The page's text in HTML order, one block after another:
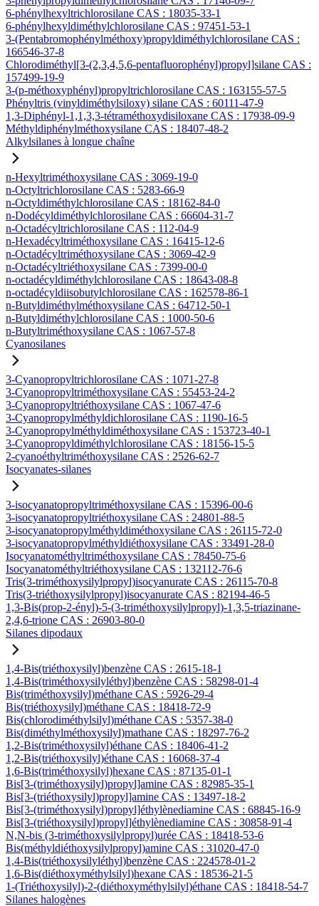
6-phénylhexyltrichlorosilane CAS : 18035-33-1
6-phénylhexyldiméthylchlorosilane CAS : 97451-53-1
3-(Pentabromophénylméthoxy)propyldiméthylchlorosilane CAS :
166546-37-8
Chlorodiméthyl[3-(2,3,4,5,6-pentafluorophényl)propyl]silane CAS :
157499-19-9
3-(p-méthoxyphényl)propyltrichlorosilane CAS : 163155-57-5
Phényltris (vinyldiméthylsiloxy) silane CAS : 60111-47-9
1,3-Diphényl-1,1,3,3-tétraméthoxydisiloxane CAS : 17938-09-9
Méthyldiphénylméthoxysilane CAS : 18407-48-2
Alkylsilanes à longue chaîne
n-Hexyltriméthoxysilane CAS : 3069-19-0
n-Octyltrichlorosilane CAS : 5283-66-9
n-Octyldiméthylchlorosilane CAS : 18162-84-0
n-Dodécyldiméthylchlorosilane CAS : 66604-31-7
n-Octadécyltrichlorosilane CAS : 112-04-9
n-Hexadécyltriméthoxysilane CAS : 16415-12-6
n-Octadécyltriméthoxysilane CAS : 3069-42-9
n-Octadécyltriéthoxysilane CAS : 7399-00-0
n-octadécyldiméthylchlorosilane CAS : 18643-08-8
n-octadécyldiisobutylchlorosilane CAS : 162578-86-1
n-Butyldiméthylméthoxysilane CAS : 64712-50-1
n-Butyldiméthylchlorosilane CAS : 1000-50-6
n-Butyltriméthoxysilane CAS : 1067-57-8
Cyanosilanes
3-Cyanopropyltrichlorosilane CAS : 1071-27-8
3-Cyanopropyltriméthoxysilane CAS : 55453-24-2
3-Cyanopropyltriéthoxysilane CAS : 1067-47-6
3-Cyanopropylméthyldichlorosilane CAS : 1190-16-5
3-Cyanopropylméthyldiméthoxysilane CAS : 153723-40-1
3-Cyanopropyldiméthylchlorosilane CAS : 18156-15-5
2-cyanoéthyltriméthoxysilane CAS : 2526-62-7
Isocyanates-silanes
3-isocyanatopropyltriméthoxysilane CAS : 15396-00-6
3-isocyanatopropyltriéthoxysilane CAS : 24801-88-5
3-isocyanatopropylméthyldiméthoxysilane CAS : 26115-72-0
3-isocyanatopropylméthyldiéthoxysilane CAS : 33491-28-0
Isocyanatométhyltriméthoxysilane CAS : 78450-75-6
Isocyanatométhyltriéthoxysilane CAS : 132112-76-6
Tris(3-triméthoxysilylpropyl)isocyanurate CAS : 26115-70-8
Tris(3-triéthoxysilylpropyl)isocyanurate CAS : 82194-46-5
1,3-Bis(prop-2-ényl)-5-(3-triméthoxysilylpropyl)-1,3,5-triazinane-
2,4,6-trione CAS : 26903-80-0
Silanes dipodaux
1,4-Bis(triéthoxysilyl)benzène CAS : 2615-18-1
1,4-Bis(triméthoxysilyléthyl)benzène CAS : 58298-01-4
Bis(triméthoxysilyl)méthane CAS : 5926-29-4
Bis(triéthoxysilyl)méthane CAS : 18418-72-9
Bis(chlorodiméthylsilyl)méthane CAS : 5357-38-0
Bis(diméthylméthoxysilyl)mathane CAS : 18297-76-2
1,2-Bis(triméthoxysilyl)éthane CAS : 18406-41-2
1,2-Bis(triéthoxysilyl)éthane CAS : 16068-37-4
1,6-Bis(triméthoxysilyl)hexane CAS : 87135-01-1
Bis[3-(triméthoxysilyl)propyl]amine CAS : 82985-35-1
Bis[3-(triéthoxysilyl)propyl]amine CAS : 13497-18-2
Bis[3-(triméthoxysilyl)propyl]éthylènediamine CAS : 68845-16-9
Bis[3-(triéthoxysilyl)propyl]éthylènediamine CAS : 30858-91-4
N,N-bis (3-triméthoxysilylpropyl)urée CAS : 18418-53-6
Bis(méthyldiéthoxysilylpropyl)amine CAS : 31020-47-0
1,4-Bis(triéthoxysilyléthyl)benzène CAS : 224578-01-2
1,6-Bis(diéthoxyméthylsilyl)hexane CAS : 18536-21-5
1-(Triéthoxysilyl)-2-(diéthoxyméthylsilyl)éthane CAS : 18418-54-7
Silanes halogènes